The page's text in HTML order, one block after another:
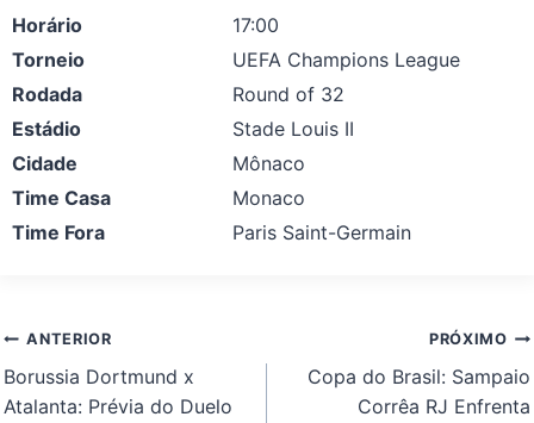
Horário
17:00
Torneio
UEFA Champions League
Rodada
Round of 32
Estádio
Stade Louis II
Cidade
Mônaco
Time Casa
Monaco
Time Fora
Paris Saint-Germain
Navegação
de
Post
ANTERIOR
Borussia Dortmund x
Atalanta: Prévia do Duelo
PRÓXIMO
Copa do Brasil: Sampaio
Corrêa RJ Enfrenta